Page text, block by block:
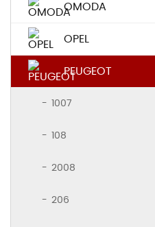
OMODA
OPEL
PEUGEOT
1007
108
2008
206